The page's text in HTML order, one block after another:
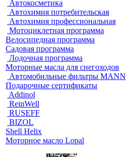
Автокосметика
Автохимия потребительская
Автохимия профессиональная
Мотоциклетная программа
Велосипедная программа
Садовая программа
Лодочная программа
Моторные масла для снегоходов
Автомобильные фильтры MANN
Подарочные сертификаты
Addinol
ReinWell
RUSEFF
BIZOL
Shell Helix
Моторное масло Lopal